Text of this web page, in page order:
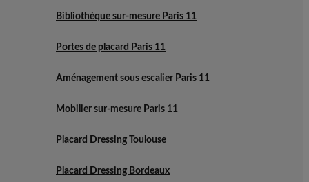
Bibliothèque sur-mesure Paris 11
Portes de placard Paris 11
Aménagement sous escalier Paris 11
Mobilier sur-mesure Paris 11
Placard Dressing Toulouse
Placard Dressing Bordeaux